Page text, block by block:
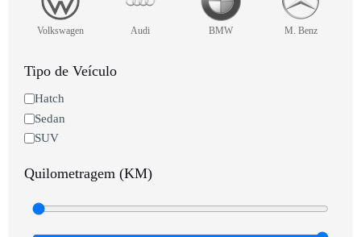
Volkswagen Audi BMW M. Benz
Tipo de Veículo
Hatch
Sedan
SUV
Quilometragem (KM)